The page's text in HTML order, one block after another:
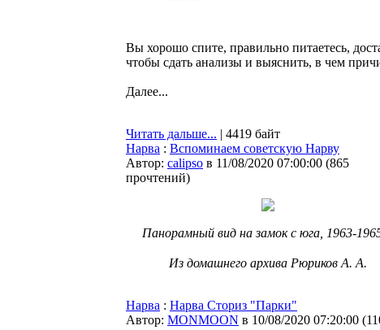
Вы хорошо спите, правильно питаетесь,
чтобы сдать анализы и выяснить, в чем
Далее...
Читать дальше... | 4419 байт
Нарва : Вспоминаем советскую Нарву
Автор: calipso в 11/08/2020 07:00:00 (865
прочтений)
Панорамный вид на замок с юга, 1963-
Из домашнего архива Рюриков А. А.
Нарва : Нарва Сториз "Парки"
Автор: MONMOON в 10/08/2020 07:20:00 (